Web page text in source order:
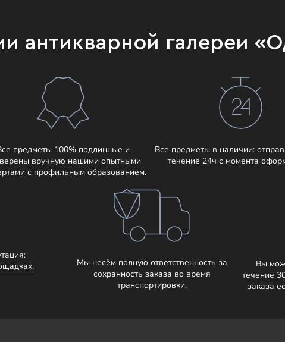
антикварной галереи
предметы 100% подлинные и
вручную нашими опытными
с профильным образованием.
Все предметы в наличии:
течение 24ч с момента
Мы несём полную ответственность за
сохранность заказа во время
транспортировки.
Вы
течение
заказа